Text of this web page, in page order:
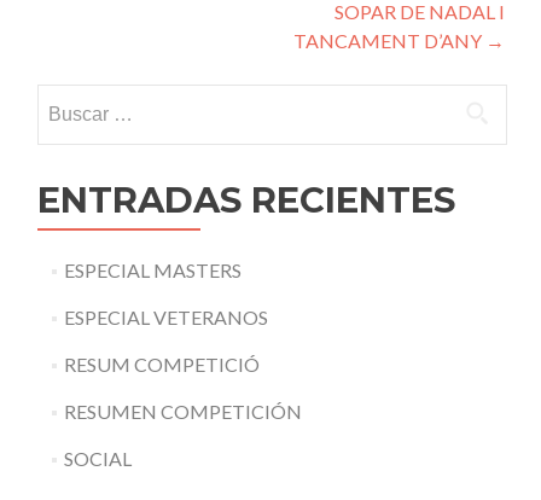
entradas
SOPAR DE NADAL I
TANCAMENT D’ANY →
ENTRADAS RECIENTES
ESPECIAL MASTERS
ESPECIAL VETERANOS
RESUM COMPETICIÓ
RESUMEN COMPETICIÓN
SOCIAL